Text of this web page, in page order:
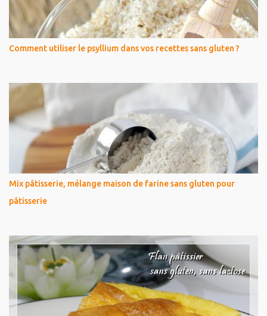
Comment utiliser le psyllium dans vos recettes sans gluten ?
Mix pâtisserie, mélange maison de farine sans gluten pour
pâtisserie